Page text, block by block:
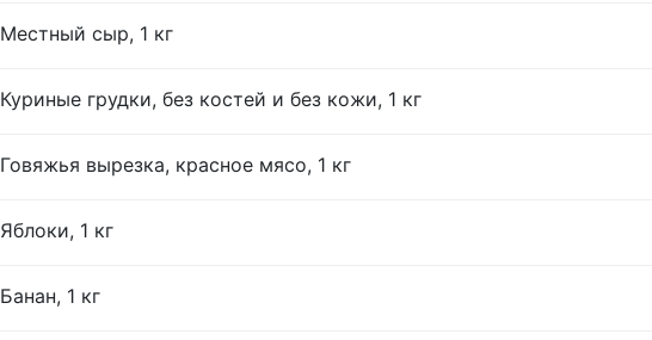
Местный сыр, 1 кг
Куриные грудки, без костей и без кожи, 1 кг
Говяжья вырезка, красное мясо, 1 кг
Яблоки, 1 кг
Банан, 1 кг